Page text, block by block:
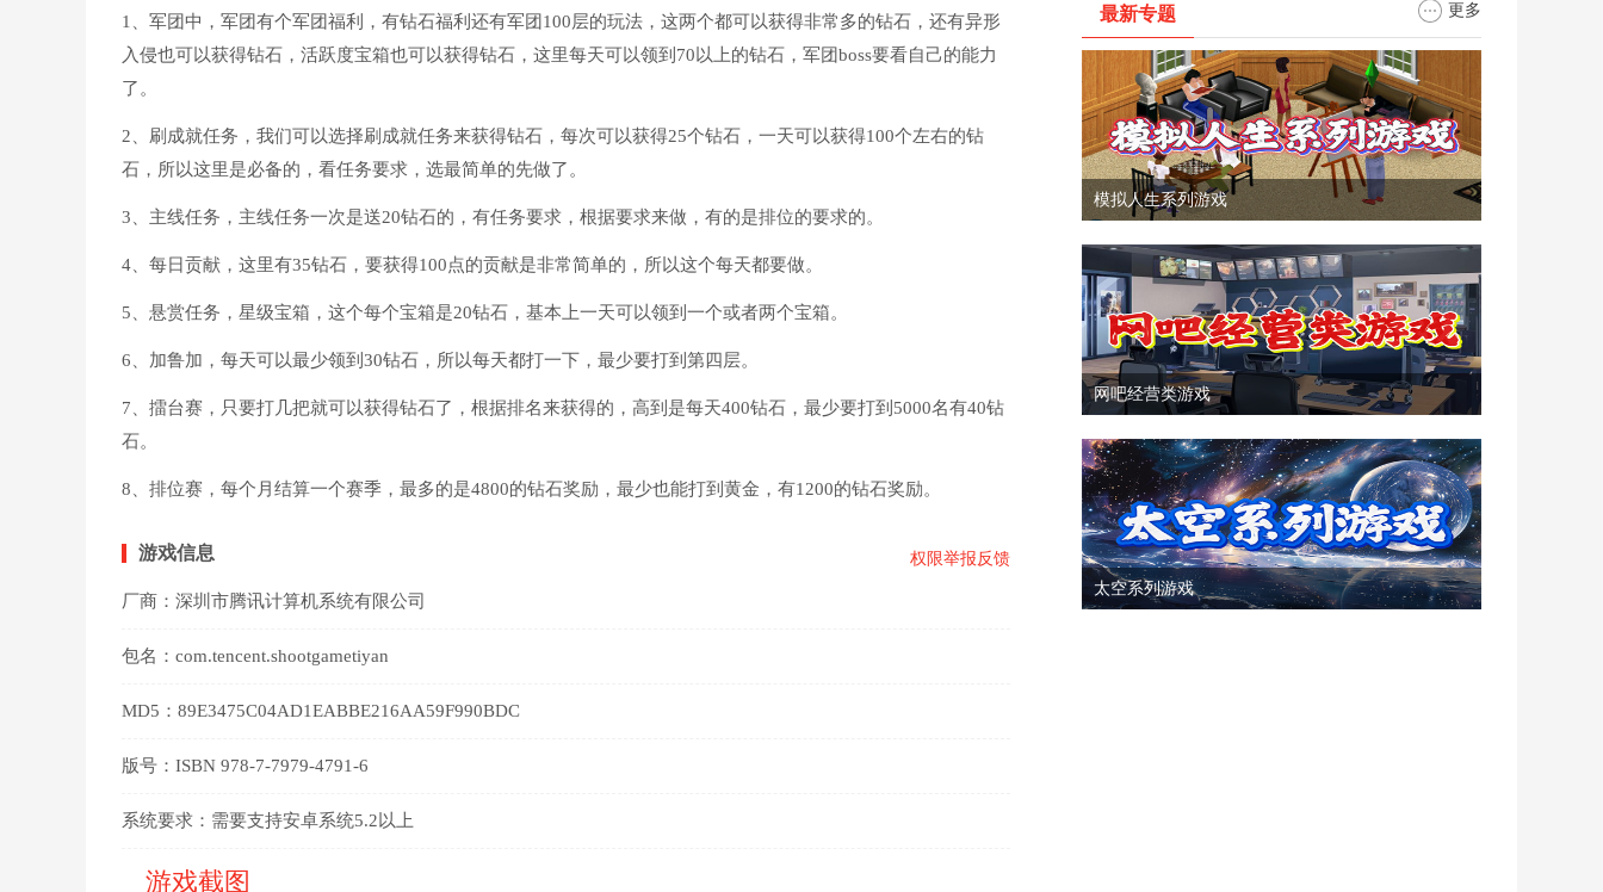
1、军团中，军团有个军团福利，有钻石福利还有军团100层的玩法，这两个都可以获得非常多的钻石，还有异形
入侵也可以获得钻石，活跃度宝箱也可以获得钻石，这里每天可以领到70以上的钻石，军团boss要看自己的能力
了。
2、刷成就任务，我们可以选择刷成就任务来获得钻石，每次可以获得25个钻石，一天可以获得100个左右的钻
石，所以这里是必备的，看任务要求，选最简单的先做了。
3、主线任务，主线任务一次是送20钻石的，有任务要求，根据要求来做，有的是排位的要求的。
4、每日贡献，这里有35钻石，要获得100点的贡献是非常简单的，所以这个每天都要做。
5、悬赏任务，星级宝箱，这个每个宝箱是20钻石，基本上一天可以领到一个或者两个宝箱。
6、加鲁加，每天可以最少领到30钻石，所以每天都打一下，最少要打到第四层。
7、擂台赛，只要打几把就可以获得钻石了，根据排名来获得的，高到是每天400钻石，最少要打到5000名有40钻
石。
8、排位赛，每个月结算一个赛季，最多的是4800的钻石奖励，最少也能打到黄金，有1200的钻石奖励。
游戏信息 权限举报反馈
厂商： 深圳市腾讯计算机系统有限公司
包名： com.tencent.shootgametiyan
MD5： 89E3475C04AD1EABBE216AA59F990BDC
版号： ISBN 978-7-7979-4791-6
系统要求： 需要支持安卓系统5.2以上
游戏截图
最新专题 更多
模拟人生系列游戏
网吧经营类游戏
太空系列游戏